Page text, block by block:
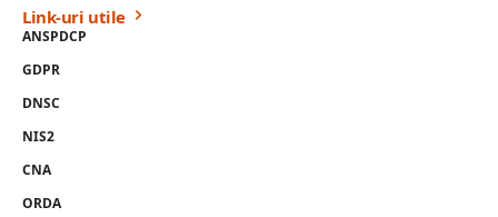
Link-uri utile
ANSPDCP
GDPR
DNSC
NIS2
CNA
ORDA